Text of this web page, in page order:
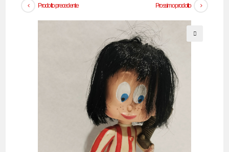
Prodotto precedente Prossimo prodotto